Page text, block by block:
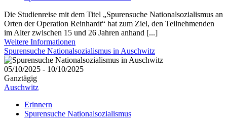
Die Studienreise mit dem Titel „Spurensuche Nationalsozialismus an
Orten der Operation Reinhardt“ hat zum Ziel, den Teilnehmenden
im Alter zwischen 15 und 26 Jahren anhand [...]
Weitere Informationen
Spurensuche Nationalsozialismus in Auschwitz
05/10/2025 - 10/10/2025
Ganztägig
Auschwitz
Erinnern
Spurensuche Nationalsozialismus